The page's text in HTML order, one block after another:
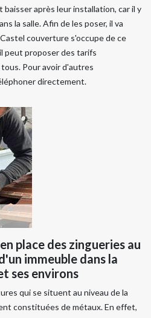
après leur installation, car il y
la salle. Afin de les poser, il va
couverture s'occupe de ce
peut proposer des tarifs
Pour avoir d'autres
directement.
place des zingueries au
immeuble dans la
ses environs
qui se situent au niveau de la
constituées de métaux. En effet,